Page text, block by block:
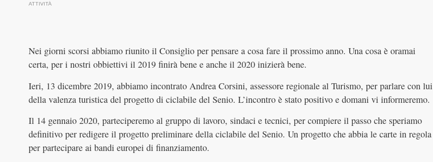
ATTIVITÀ
Nei giorni scorsi abbiamo riunito il Consiglio per pensare a cosa fare il prossimo anno. Una cosa è oramai
certa, per i nostri obbiettivi il 2019 finirà bene e anche il 2020 inizierà bene.
Ieri, 13 dicembre 2019, abbiamo incontrato Andrea Corsini, assessore regionale al Turismo, per parlare con lui
della valenza turistica del progetto di ciclabile del Senio. L’incontro è stato positivo e domani vi informeremo.
Il 14 gennaio 2020, parteciperemo al gruppo di lavoro, sindaci e tecnici, per compiere il passo che speriamo
definitivo per redigere il progetto preliminare della ciclabile del Senio. Un progetto che abbia le carte in regola
per partecipare ai bandi europei di finanziamento.